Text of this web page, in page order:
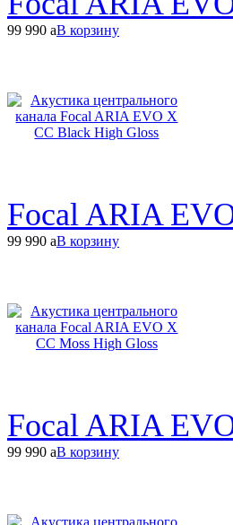
99 990 aВ корзину
Focal ARIA
99 990 aВ корзину
Focal ARIA
99 990 aВ корзину